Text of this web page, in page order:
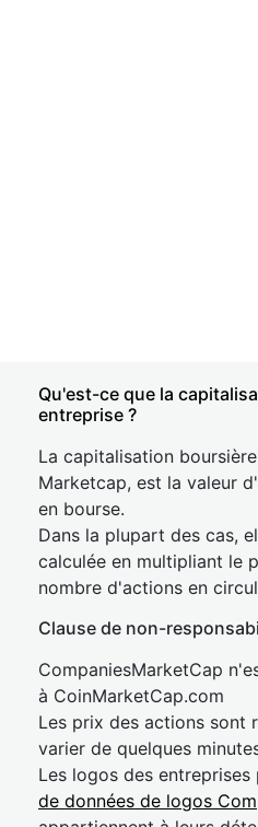
Qu'est-ce que la
entreprise ?
La capitalisation
Marketcap, est la valeur
en bourse.
Dans la plupart des cas,
calculée en multipliant le
nombre d'actions en
Clause de non-
CompaniesMarketCap
à CoinMarketCap.com
Les prix des actions sont
varier de quelques
Les logos des
de données de logos